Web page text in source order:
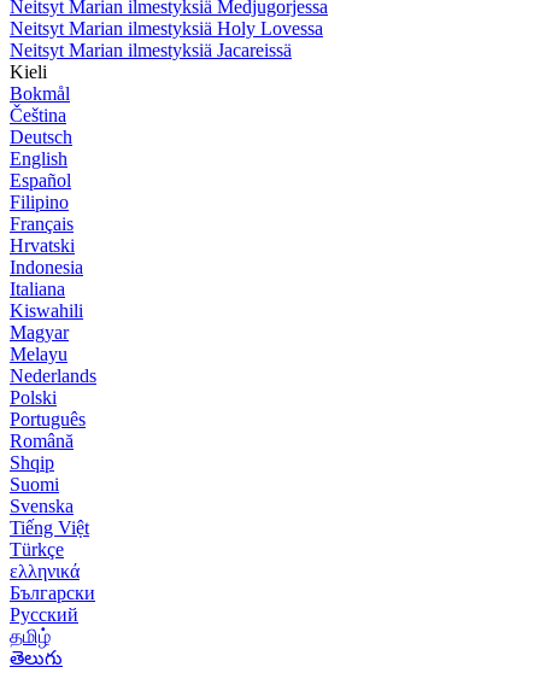
Neitsyt Marian ilmestyksiä Medjugorjessa
Neitsyt Marian ilmestyksiä Holy Lovessa
Neitsyt Marian ilmestyksiä Jacareissä
Kieli
Bokmål
Čeština
Deutsch
English
Español
Filipino
Français
Hrvatski
Indonesia
Italiana
Kiswahili
Magyar
Melayu
Nederlands
Polski
Português
Română
Shqip
Suomi
Svenska
Tiếng Việt
Türkçe
ελληνικά
Български
Русский
தமிழ்
తెలుగు